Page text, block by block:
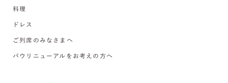
料理
ドレス
ご列席のみなさまへ
バウリニューアルをお考えの方へ